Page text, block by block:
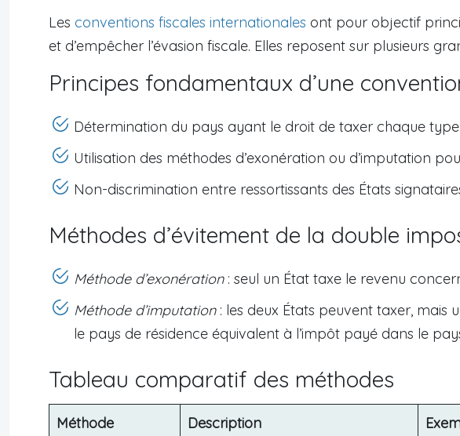
Les conventions fiscales internationales ont pour objectif
et d’empêcher l’évasion fiscale. Elles reposent sur plusieurs
Principes fondamentaux d’une
Détermination du pays ayant le droit de taxer chaque
Utilisation des méthodes d’exonération ou d’imputation
Non-discrimination entre ressortissants des États
Méthodes d’évitement de la double
Méthode d’exonération: seul un État taxe le revenu
Méthode d’imputation: les deux États peuvent taxer, mais
le pays de résidence équivalent à l’impôt payé dans le
Tableau comparatif des méthodes
Méthode Description